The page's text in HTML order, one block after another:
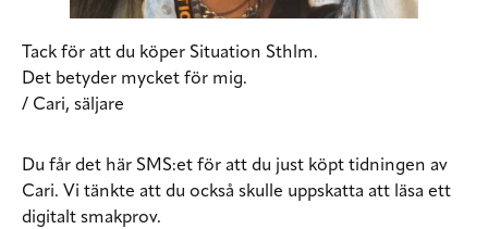
Tack för att du köper Situation Sthlm.
Det betyder mycket för mig.
/ Cari, säljare
Du får det här SMS:et för att du just köpt tidningen av
Cari. Vi tänkte att du också skulle uppskatta att läsa ett
digitalt smakprov.